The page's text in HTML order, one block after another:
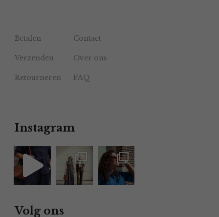
Betalen Contact
Verzenden Over ons
Retourneren FAQ
Instagram
Volg ons